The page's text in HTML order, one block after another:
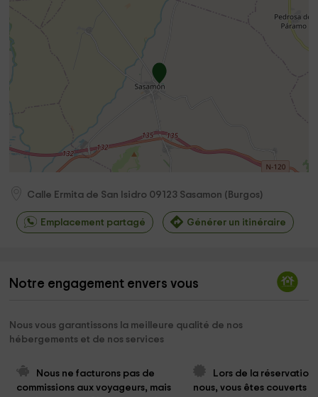
Calle Ermita de San Isidro 09123 Sasamon ( Burgos)
Emplacement partagé Générer un itinéraire
Notre engagement envers vous
Nous vous garantissons la meilleure qualité de nos
hébergements et de nos services
Nous ne facturons pas de
commissions aux voyageurs, mais
Lors de la
nous, vous êtes couverts